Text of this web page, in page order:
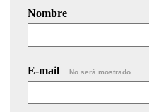
Nombre
E-mail No será mostrado.